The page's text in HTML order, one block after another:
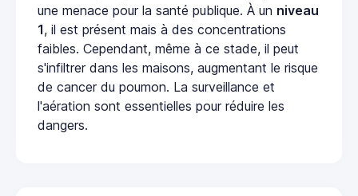
une menace pour la santé publique. À un niveau
1, il est présent mais à des concentrations
faibles. Cependant, même à ce stade, il peut
s'infiltrer dans les maisons, augmentant le risque
de cancer du poumon. La surveillance et
l'aération sont essentielles pour réduire les
dangers.